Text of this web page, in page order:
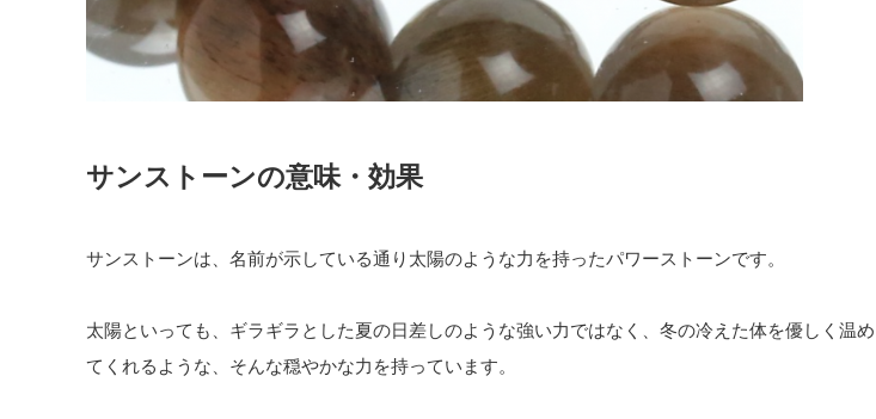
サンストーンの意味・効果
サンストーンは、名前が示している通り太陽のような力を持ったパワーストーンです。
太陽といっても、ギラギラとした夏の日差しのような強い力ではなく、冬の冷えた体を優しく温め
てくれるような、そんな穏やかな力を持っています。